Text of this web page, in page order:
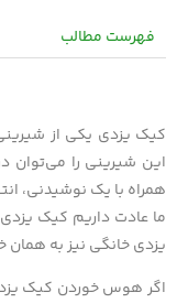
فهرست مطالب
کیک یزدی یکی از
این شیرینی را می‌توان
همراه با یک نوشیدنی،
ما عادت داریم کیک
یزدی خانگی نیز به
اگر هوس خوردن کیک